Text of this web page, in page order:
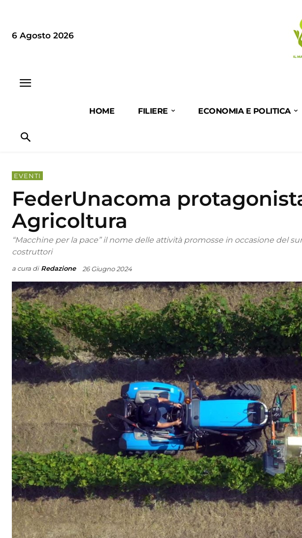
6 Agosto 2026
HOME FILIERE ECONOMIA E POLITICA
EVENTI
FederUnacoma
Agricoltura
“Macchine per la pace” il nome delle attività promosse in occasione del
costruttori
a cura di Redazione 26 Giugno 2024